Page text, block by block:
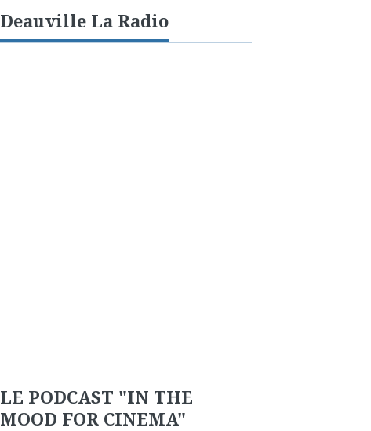
Deauville La Radio
LE PODCAST "IN THE
MOOD FOR CINEMA"